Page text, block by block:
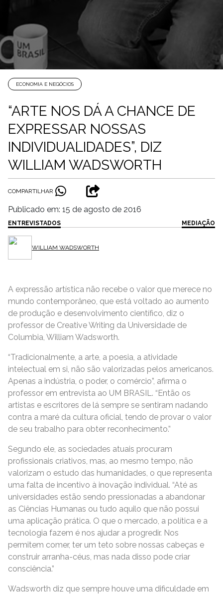
ECONOMIA E NEGÓCIOS
“ARTE NOS DÁ A CHANCE DE
EXPRESSAR NOSSAS
INDIVIDUALIDADES”, DIZ
WILLIAM WADSWORTH
COMPARTILHAR
Publicado em: 15 de agosto de 2016
ENTREVISTADOS
WILLIAM WADSWORTH
MEDIAÇÃO
A expressão artística não recebe o valor que merece no
mundo contemporâneo, que está voltado ao aumento
de produção e desenvolvimento científico, diz o
professor de Creative Writing da Universidade de
Columbia, William Wadsworth.
“Tradicionalmente, a arte, a poesia, a atividade
intelectual em si, não são valorizadas pelos americanos.
Apenas a indústria, o poder, o comércio”, afirma o
professor em entrevista ao UM BRASIL. “Então os
artistas e escritores de lá sempre se sentiram nadando
contra a maré da cultura oficial, tendo de provar o valor
de seu trabalho para obter reconhecimento.”
Segundo ele, as sociedades atuais procuram
profissionais criativos, mas, ao mesmo tempo, não
valorizam o estudo das humanidades, o que representa
uma falta de incentivo à inovação individual. “Até as
universidades estão sendo pressionadas a abandonar
as Ciências Humanas ou tudo aquilo que não possui
uma aplicação prática. O que o mercado, a política e a
tecnologia fazem é nos ajudar a progredir. Nos
permitem comer, ter um teto sobre nossas cabeças e
construir arranha-céus, mas nada disso pode criar
consciência.”
Wadsworth diz que sempre houve uma dificuldade em